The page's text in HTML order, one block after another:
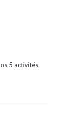
5 activités